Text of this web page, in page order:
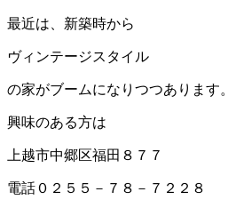
最近は、新築時から
ヴィンテージスタイル
の家がブームになりつつあります。
興味のある方は
上越市中郷区福田８７７
電話０２５５－７８－７２２８